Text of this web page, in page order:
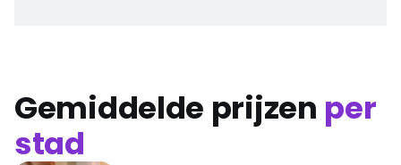
Gemiddelde prijzen per
stad